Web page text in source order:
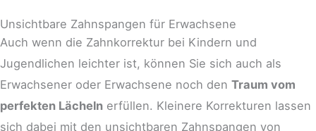
Unsichtbare Zahnspangen für Erwachsene​
Auch wenn die Zahnkorrektur bei Kindern und
Jugendlichen leichter ist, können Sie sich auch als
Erwachsener oder Erwachsene noch den Traum vom
perfekten Lächeln erfüllen. Kleinere Korrekturen lassen
sich dabei mit den unsichtbaren Zahnspangen von